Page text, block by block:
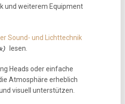
und weiterem Equipment
Sound- und Lichttechnik
lesen.
Heads oder einfache
Atmosphäre erheblich
visuell unterstützen.